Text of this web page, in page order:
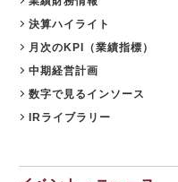
で開催
2026.06.08
生成AI活用が進まない理
に開催 ～問題意識調査結
読み解く
大 ～東名阪エリアの主要
決算ハイライト
月次のKPI（業績指標）
中期経営計画
数字で見るインソース
IRライブラリー